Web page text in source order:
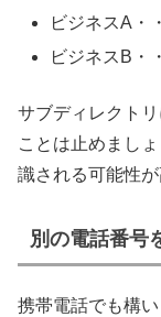
ビジネスA・
ビジネスB・
サブディレクト
ことは止めまし
識される可能性が
別の電話番号
携帯電話でも構